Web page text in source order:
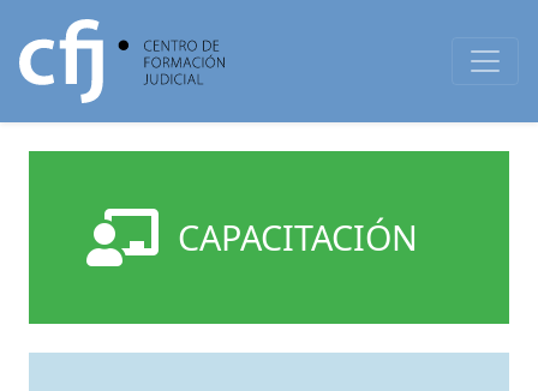
CAPACITACIÓN